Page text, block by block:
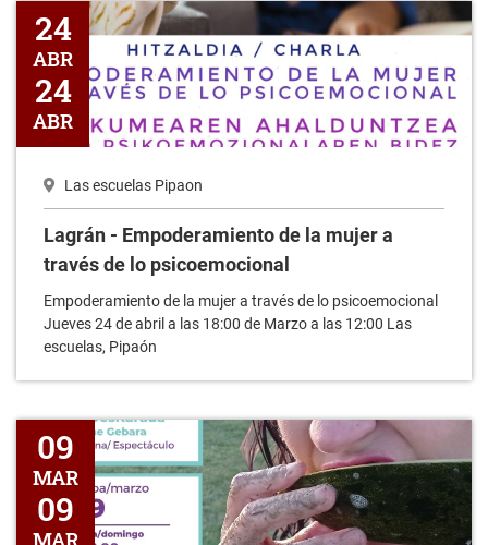
Lagrán - Empoderamiento de la mujer a través de lo
24
ABR
24
ABR
Las escuelas Pipaon
Lagrán - Empoderamiento de la mujer a
través de lo psicoemocional
Empoderamiento de la mujer a través de lo psicoemocional
Jueves 24 de abril a las 18:00 de Marzo a las 12:00 Las
escuelas, Pipaón
Lagrán - La Deskarada
09
MAR
09